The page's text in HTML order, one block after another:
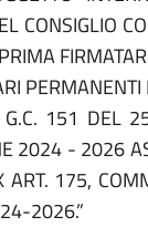
CONSIGLIO
G.C. 151 DEL
2024 - 2026
ART. 175,
2026.”